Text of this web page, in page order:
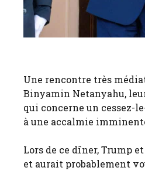
Une rencontre très
Binyamin Netanyahu,
qui concerne un cessez-
à une accalmie
Lors de ce dîner, Trump
et aurait probablement